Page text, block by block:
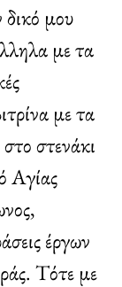
δικό μου
με τα
με τα
στενάκι
Αγίας
έργων
Τότε με